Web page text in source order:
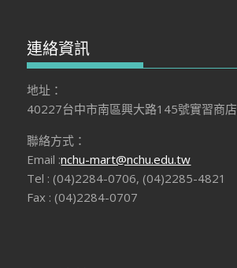
連絡資訊
地址：
40227台中市南區興大路145號實習商店
聯絡方式：
Email :nchu-mart@nchu.edu.tw
Tel : (04)2284-0706, (04)2285-4821
Fax : (04)2284-0707